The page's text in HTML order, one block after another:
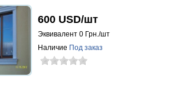
600 USD/шт
Эквивалент 0 Грн./шт
Наличие Под заказ